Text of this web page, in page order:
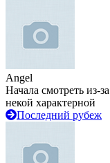
Angel
Начала смотреть из-
некой характерной
Последний рубеж